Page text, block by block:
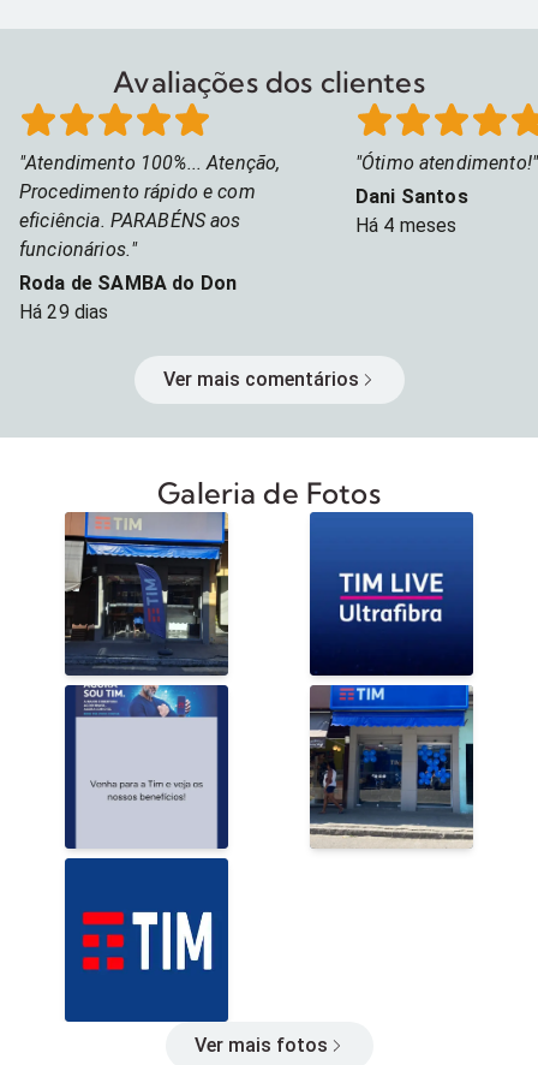
Avaliações dos clientes
Atendimento 100%... Atenção,
Procedimento rápido e com
eficiência. PARABÉNS aos
funcionários.
Roda de SAMBA do Don
Há 29 dias
Ótimo atendimento!
Dani Santos
Há 4 meses
Ver mais comentários
Galeria de Fotos
Ver mais fotos